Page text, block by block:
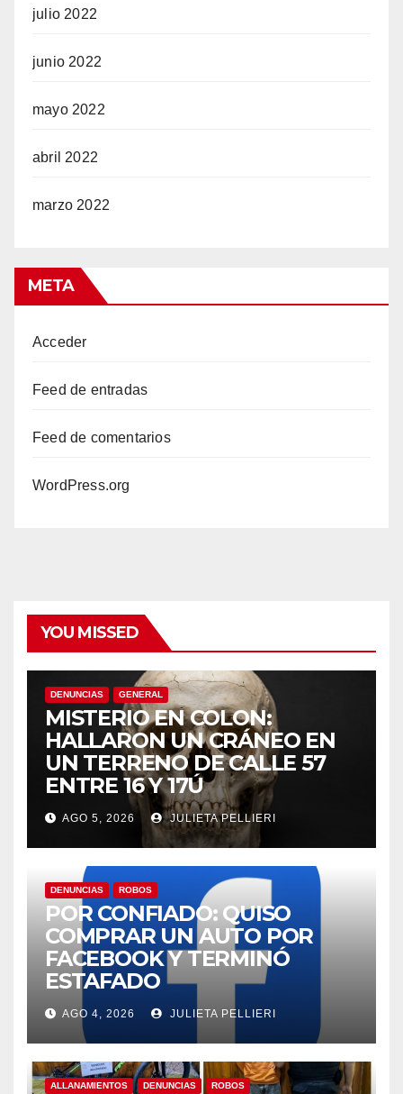
julio 2022
junio 2022
mayo 2022
abril 2022
marzo 2022
META
Acceder
Feed de entradas
Feed de comentarios
WordPress.org
YOU MISSED
DENUNCIAS GENERAL
MISTERIO EN COLON:
HALLARON UN CRÁNEO EN
UN TERRENO DE CALLE 57
ENTRE 16 Y 17Ú
AGO 5, 2026 JULIETA PELLIERI
DENUNCIAS ROBOS
POR CONFIADO: QUISO
COMPRAR UN AUTO POR
FACEBOOK Y TERMINÓ
ESTAFADO
AGO 4, 2026 JULIETA PELLIERI
ALLANAMIENTOS DENUNCIAS ROBOS